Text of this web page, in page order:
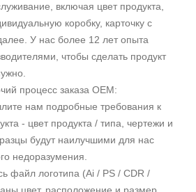
включая цвет продукта,
коробку, карточку с
У нас более 12 лет опыта
чтобы сделать продукт
процесс заказа OEM:
нам подробные требования к
- цвет продукта / типа, чертежи и
будут наилучшими для нас
недоразумения.
файл логотипа (Ai / PS / CDR /